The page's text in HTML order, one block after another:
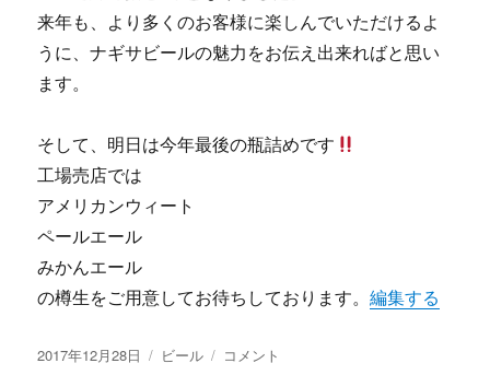
来年も、より多くのお客様に楽しんでいただけるよ
うに、ナギサビールの魅力をお伝え出来ればと思い
ます。
そして、明日は今年最後の瓶詰めです
工場売店では
アメリカンウィート
ペールエール
みかんエール
の樽生をご用意してお待ちしております。編集する
投
2017年12月28日
カ
ビール
仕
コメント